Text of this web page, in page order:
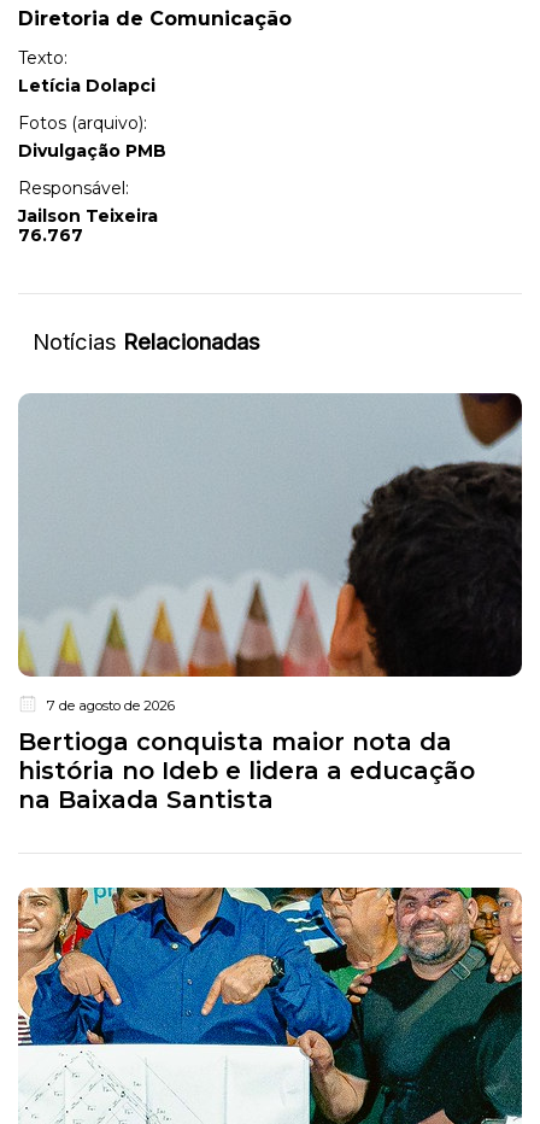
Diretoria de Comunicação
Texto:
Letícia Dolapci
Fotos (arquivo):
Divulgação PMB
Responsável:
Jailson Teixeira
76.767
Notícias Relacionadas
7 de agosto de 2026
Bertioga conquista maior nota da
história no Ideb e lidera a educação
na Baixada Santista